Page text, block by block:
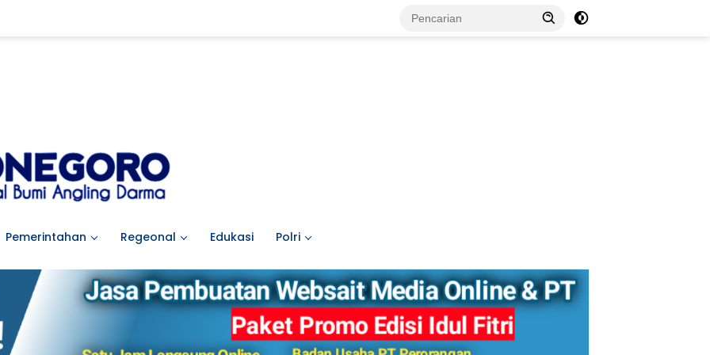
Pemerintahan Regeonal Edukasi Polri